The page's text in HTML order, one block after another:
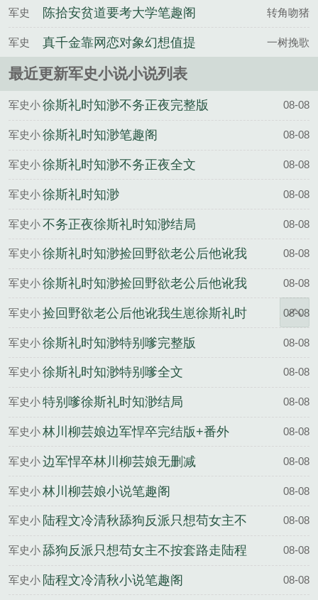
军史 陈拾安贫道要考大学笔趣阁 转角吻猪
军史
真千金靠网恋对象幻想值提
升美貌宋恩尼宋佳允免费阅
一树挽歌
最近更新军史小说小说列表
军史小
说
徐斯礼时知渺不务正夜完整版 08-08
军史小
说
徐斯礼时知渺笔趣阁 08-08
军史小
说
徐斯礼时知渺不务正夜全文 08-08
军史小
说
徐斯礼时知渺 08-08
军史小
说
不务正夜徐斯礼时知渺结局 08-08
军史小
说
徐斯礼时知渺捡回野欲老公后他讹我
生崽完整版
08-08
军史小
说
徐斯礼时知渺捡回野欲老公后他讹我
生崽全文
08-08
军史小
说
捡回野欲老公后他讹我生崽徐斯礼时
知渺结局
08-08
军史小
说
徐斯礼时知渺特别嗲完整版 08-08
军史小
说
徐斯礼时知渺特别嗲全文 08-08
军史小
说
特别嗲徐斯礼时知渺结局 08-08
军史小
说
林川柳芸娘边军悍卒完结版+番外 08-08
军史小
说
边军悍卒林川柳芸娘无删减 08-08
军史小
说
林川柳芸娘小说笔趣阁 08-08
军史小
说
陆程文冷清秋舔狗反派只想苟女主不
按套路走完结版+番外
08-08
军史小
说
舔狗反派只想苟女主不按套路走陆程
文冷清秋无删减
08-08
军史小 陆程文冷清秋小说笔趣阁 08-08